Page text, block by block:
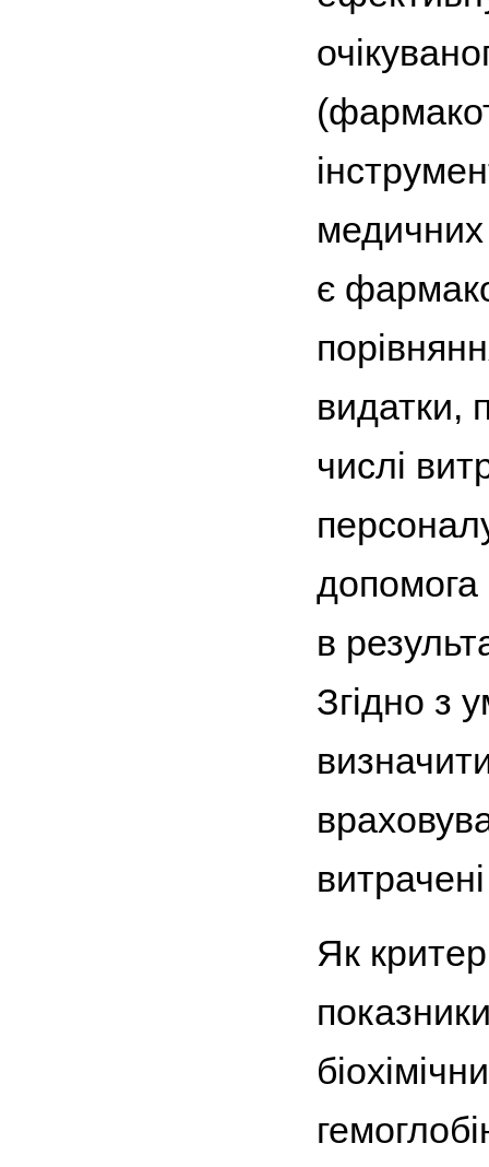
медичних
є
видатки,
числі
допомога
в
Згідно з
Як